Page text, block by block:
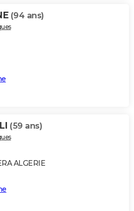
(94 ans)
(59 ans)
ALGERIE